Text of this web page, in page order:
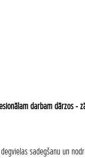
darbam dārzos
sadegšanu un